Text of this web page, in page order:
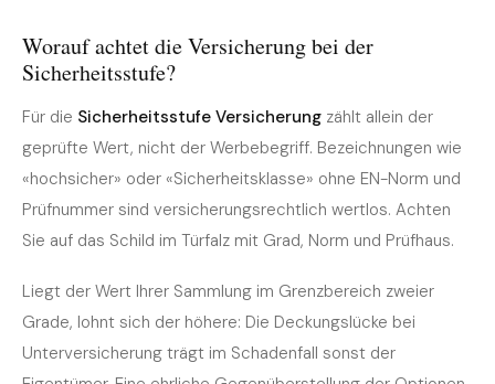
Worauf achtet die Versicherung bei der
Sicherheitsstufe?
Für die Sicherheitsstufe Versicherung zählt allein der
geprüfte Wert, nicht der Werbebegriff. Bezeichnungen wie
«hochsicher» oder «Sicherheitsklasse» ohne EN-Norm und
Prüfnummer sind versicherungsrechtlich wertlos. Achten
Sie auf das Schild im Türfalz mit Grad, Norm und Prüfhaus.
Liegt der Wert Ihrer Sammlung im Grenzbereich zweier
Grade, lohnt sich der höhere: Die Deckungslücke bei
Unterversicherung trägt im Schadenfall sonst der